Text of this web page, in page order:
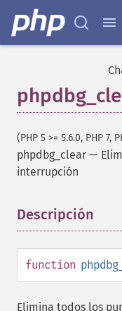
(PHP 5 >= 5.6.0, PHP 7,
phpdbg_clear —
interrupción
Descripción
function
Elimina todos los